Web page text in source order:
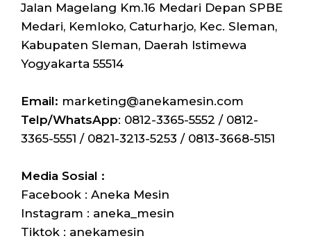
Jalan Magelang Km.16 Medari Depan SPBE
Medari, Kemloko, Caturharjo, Kec. Sleman,
Kabupaten Sleman, Daerah Istimewa
Yogyakarta 55514
Email: marketing@anekamesin.com
Telp/WhatsApp: 0812-3365-5552 / 0812-
3365-5551 / 0821-3213-5253 / 0813-3668-5151
Media Sosial :
Facebook : Aneka Mesin
Instagram : aneka_mesin
Tiktok : anekamesin